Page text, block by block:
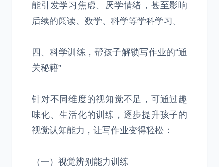
能引发学习焦虑、厌学情绪，甚至影响
后续的阅读、数学、科学等学科学习。
四、科学训练，帮孩子解锁写作业的“通
关秘籍”
针对不同维度的视知觉不足，可通过趣
味化、生活化的训练，逐步提升孩子的
视觉认知能力，让写作业变得轻松：
（一）视觉辨别能力训练